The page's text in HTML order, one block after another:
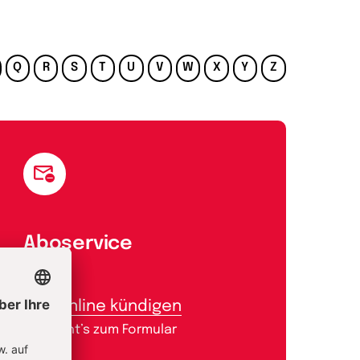
Q R S T U V W X Y Z
Aboservice
Abo online kündigen
Hier geht’s zum Formular